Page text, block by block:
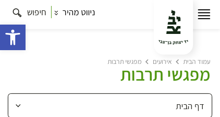
ניווט מהיר חיפוש
עמוד הבית אירועים מפגשי תרבות
מפגשי תרבות